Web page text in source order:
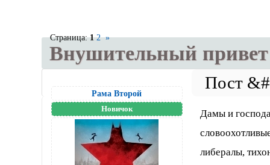
Внушительный
Страница:1 2 »
Рама Второй
Новичок
Дамы и
либералы,